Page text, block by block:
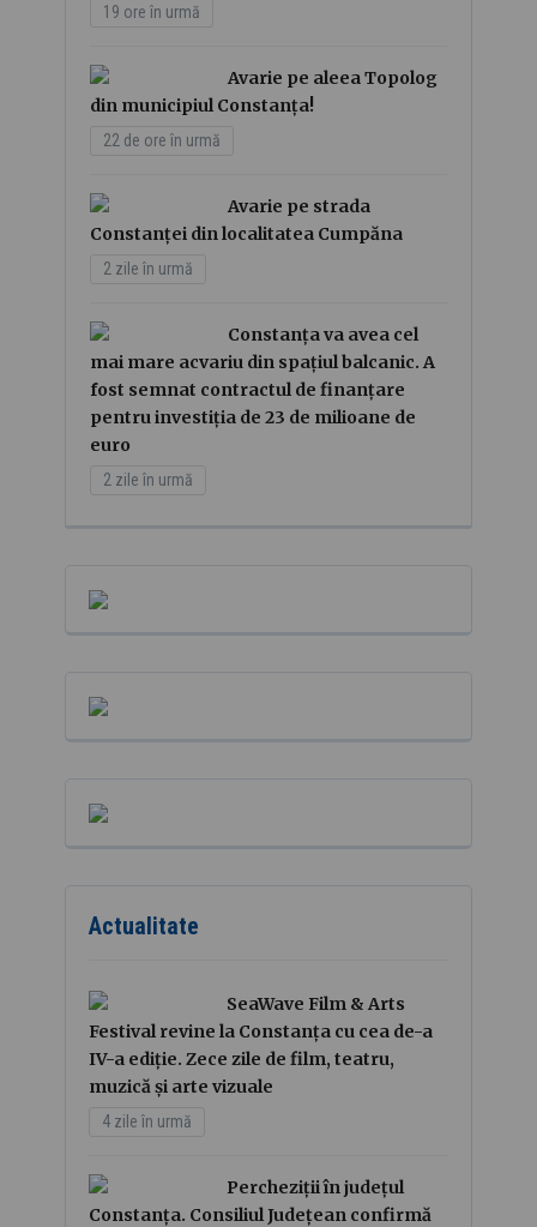
19 ore în urmă
Avarie pe aleea Topolog
din municipiul Constanța!
22 de ore în urmă
Avarie pe strada
Constanței din localitatea Cumpăna
2 zile în urmă
Constanța va avea cel
mai mare acvariu din spațiul balcanic. A
fost semnat contractul de finanțare
pentru investiția de 23 de milioane de
euro
2 zile în urmă
Actualitate
SeaWave Film & Arts
Festival revine la Constanța cu cea de-a
IV-a ediție. Zece zile de film, teatru,
muzică și arte vizuale
4 zile în urmă
Percheziții în județul
Constanța. Consiliul Județean confirmă